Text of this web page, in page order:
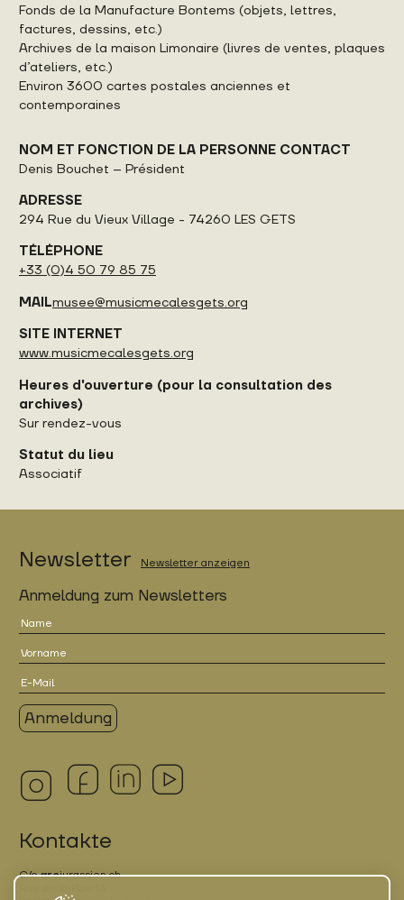
Fonds de la Manufacture Bontems (objets, lettres,
factures, dessins, etc.)
Archives de la maison Limonaire (livres de ventes, plaques
d’ateliers, etc.)
Environ 3600 cartes postales anciennes et
contemporaines
NOM ET FONCTION DE LA PERSONNE CONTACT
Denis Bouchet – Président
ADRESSE
294 Rue du Vieux Village - 74260 LES GETS
TÉLÉPHONE
+33 (0)4 50 79 85 75
MAILmusee@musicmecalesgets.org
SITE INTERNET
www.musicmecalesgets.org
Heures d'ouverture (pour la consultation des
archives)
Sur rendez-vous
Statut du lieu
Associatif
Newsletter Newsletter anzeigen
Anmeldung zum Newsletters
Kontakte
C/oarcjurassien.ch